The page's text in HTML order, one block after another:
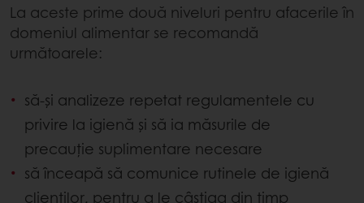
La aceste prime două niveluri pentru afacerile în
domeniul alimentar se recomandă
următoarele:
să-și analizeze repetat regulamentele cu
privire la igienă și să ia măsurile de
precauție suplimentare necesare
să înceapă să comunice rutinele de igienă
clienților, pentru a le câștiga din timp